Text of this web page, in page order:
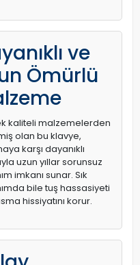
ve
Ömürlü
kaliteli malzemelerden
olan bu klavye,
karşı dayanıklı
uzun yıllar sorunsuz
imkanı sunar. Sık
bile tuş hassasiyeti
hissiyatını korur.